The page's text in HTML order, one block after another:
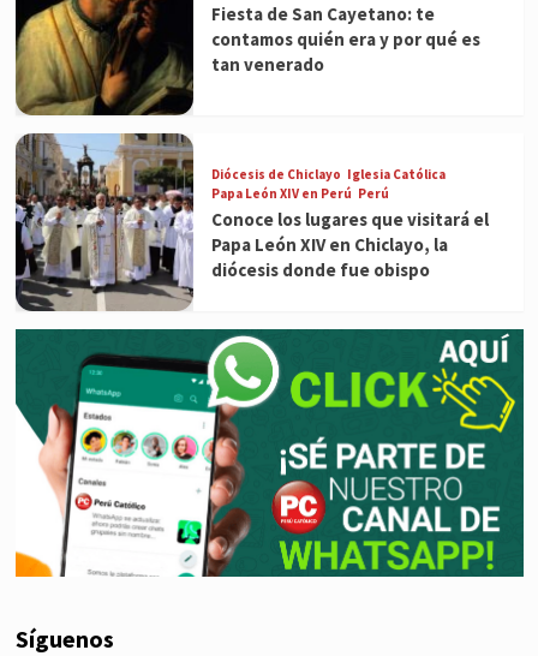
Fiesta de San Cayetano: te
contamos quién era y por qué es
tan venerado
Diócesis de Chiclayo Iglesia Católica
Papa León XIV en Perú Perú
Conoce los lugares que visitará el
Papa León XIV en Chiclayo, la
diócesis donde fue obispo
Síguenos